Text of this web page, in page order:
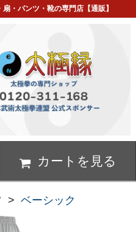
・パンツ・靴の専門店【通販】
カートを見る
> ベーシック